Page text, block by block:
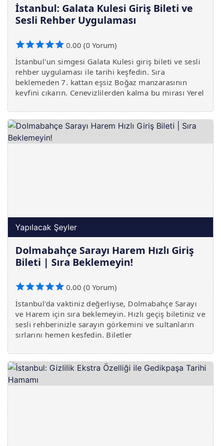
İstanbul: Galata Kulesi Giriş Bileti ve
Sesli Rehber Uygulaması
0.00 (0 Yorum)
İstanbul'un simgesi Galata Kulesi giriş bileti ve sesli
rehber uygulaması ile tarihi keşfedin. Sıra
beklemeden 7. kattan eşsiz Boğaz manzarasının
keyfini çıkarın. Cenevizlilerden kalma bu mirası Yerel
Yapılacak Şeyler
Dolmabahçe Sarayı Harem Hızlı Giriş
Bileti | Sıra Beklemeyin!
0.00 (0 Yorum)
İstanbul'da vaktiniz değerliyse, Dolmabahçe Sarayı
ve Harem için sıra beklemeyin. Hızlı geçiş biletiniz ve
sesli rehberinizle sarayın görkemini ve sultanların
sırlarını hemen keşfedin. Biletler